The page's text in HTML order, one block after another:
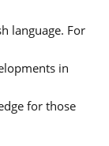
language. For
in
for those